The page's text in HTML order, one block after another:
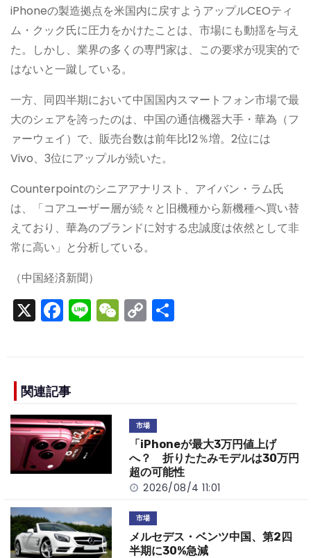
iPhoneの製造拠点を米国内に戻すようアップルCEOティ
ム・クック氏に圧力をかけたことは、市場にも動揺を与え
た。しかし、業界の多くの専門家は、この要求が現実的で
はないと一蹴している。
一方、同四半期において中国国内スマートフォン市場で最
大のシェアを誇ったのは、中国の通信機器大手・華為（フ
ァーウェイ）で、販売台数は前年比12％増。2位には
Vivo、3位にアップルが続いた。
Counterpointのシニアアナリスト、アイバン・ラム氏
は、「コアユーザー層が続々と旧機種から新機種へ買い替
えており、華為のブランドに対する忠誠度は依然として非
常に高い」と分析している。
（中国経済新聞）
X F
a
e
b
o
o
k
Li
n
W
e
C
o
n
k
関連記事
市場
「iPhoneが最大3万円値上げ
へ？ 折りたたみモデルは30万円
超の可能性
2026/08/4 11:01
市場
メルセデス・ベンツ中国、第2四
半期に30%急減